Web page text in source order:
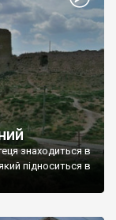
знаходиться в
підноситься в